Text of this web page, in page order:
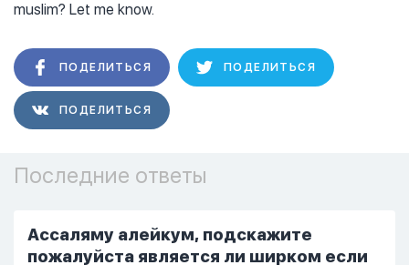
muslim? Let me know.
ПОДЕЛИТЬСЯ ПОДЕЛИТЬСЯ
ПОДЕЛИТЬСЯ
Последние ответы
Ассаляму алейкум, подскажите
пожалуйста является ли ширком если